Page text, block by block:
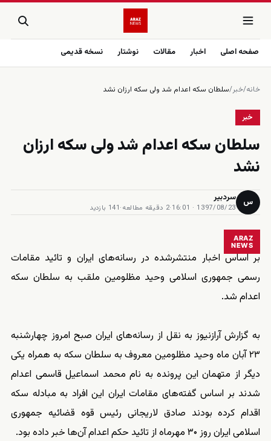
صفحه اصلی اخبار مقالات نوشتار نسخه قدیمی
خانه/خبر/سلطان سکه اعدام شد ولی سکه ارزان نشد
خبر
سلطان سکه اعدام شد ولی سکه ارزان
نشد
س سردبیر
1397/08/23 · 16:01
·2 دقیقه مطالعه ·141 بازدید
ARAZ
NEWS
بر اساس اخبار منتشرشده در رسانه‌های ایران و تائید مقامات
رسمی جمهوری اسلامی وحید مظلومین ملقب به سلطان سکه
اعدام شد.
به گزارش آرازنیوز به نقل از رسانه‌های ایران صبح امروز چهارشنبه
۲۳ آبان ماه وحید مظلومین معروف به سلطان سکه به همراه یکی
دیگر از متهمان این پرونده به نام محمد اسماعیل قاسمی اعدام
شدند بر اساس گفته‌های مقامات ایران این افراد به مبادله سکه
اقدام کرده بودند صادق لاریجانی رئیس قوه قضائیه جمهوری
اسلامی ایران روز ۳۰ مهرماه از تائید حکم اعدام آن‌ها خبر داده بود.